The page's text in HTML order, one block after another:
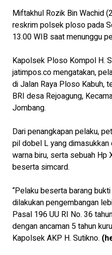
Miftakhul Rozik Bin Wachid
reskrim polsek ploso pada
13.00 WIB saat menunggu
Kapolsek Ploso Kompol H.
jatimpos.co mengatakan,
di Jalan Raya Ploso Kabuh,
BRI desa Rejoagung,
Jombang.
Dari penangkapan pelaku,
pil dobel L yang
warna biru, serta sebuah Hp
beserta simcard.
“Pelaku beserta barang
dilakukan pengembangan
Pasal 196 UU RI No. 36
dengan ancaman 5 tahun
Kapolsek AKP H. Sutikno.